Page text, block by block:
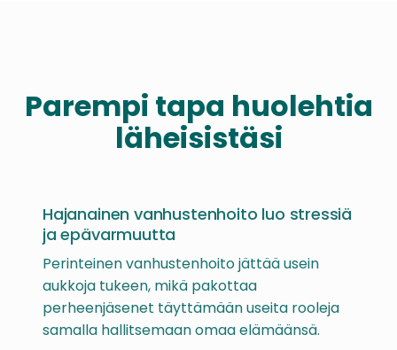
Parempi tapa huolehtia
läheisistäsi
Hajanainen vanhustenhoito luo stressiä
ja epävarmuutta
Perinteinen vanhustenhoito jättää usein
aukkoja tukeen, mikä pakottaa
perheenjäsenet täyttämään useita rooleja
samalla hallitsemaan omaa elämäänsä.